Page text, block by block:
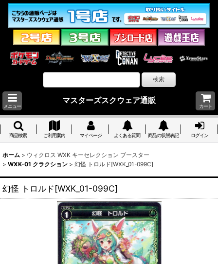
メニュー
マスターズスクウェア通販
カート
商品検索 ご利用案内 マイページ よくある質問 商品の状態表記 ログイン
ホーム > ウィクロス WXK キーセレクション ブースター
> WXK-01 クラクション > 幻怪 トロルド[WXK_01-099C]
幻怪 トロルド[WXK_01-099C]